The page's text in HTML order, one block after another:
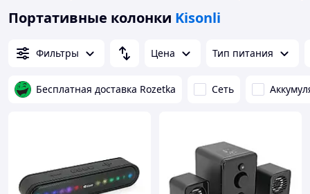
Портативные колонки Kisonli
Фильтры Цена Тип питания
Бесплатная доставка Rozetka Сеть